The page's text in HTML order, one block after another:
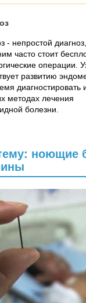
- непростой
часто стоит
операции.
развитию
диагностировать
методах лечения
болезни.
ноющие